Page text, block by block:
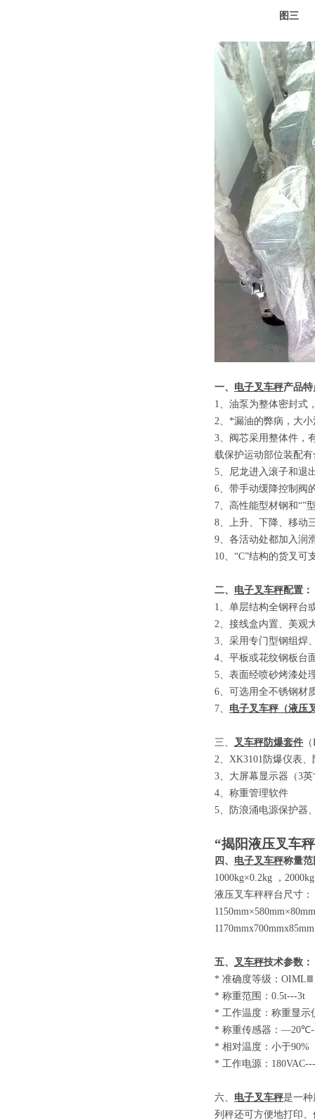
图三
一、 电子叉车秤产品特
1、 油泵为整体密封式
2、 *漏油的弊病，大
3、 阀芯采用整体件，
载保护运动部位装配
5、 尼龙进入滚子和退
6、 带手动缓降控制阀
7、 高性能型材钢和“”
8、 上升、下降、移动
9、 各活动处都加入润
10、 “C”结构的货叉可
二、 电子叉车秤配置：
1、单层结构全钢秤台
2、接线盒内置、美观
3、采用专门型钢组焊
4、平板或花纹钢板台
5、表面经喷砂烤漆处
6、可选用全不锈钢材
7、 电子叉车秤 （液压
三、 叉车秤防爆套件
2、 XK3101 防爆仪表
3、大屏幕显示器 （3英
4、称重管理软件
5、防浪涌电源保护器
“揭阳液压叉车
四、 电子叉车秤称量范
1000kg×0.2kg
，
液压叉车秤秤台尺寸：
1150mm×580mm×80mm
1170mmx700mmx85mm
五、 叉车秤技术参数 ：
* 准确度等级：
* 称重范围：
* 工作温度：称重显示
* 称重传感器：
* 相对温度：小于
* 工作电源：
六、 电子叉车秤是一
列秤还可方便地打印